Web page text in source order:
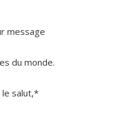
message
du monde.
le salut,*